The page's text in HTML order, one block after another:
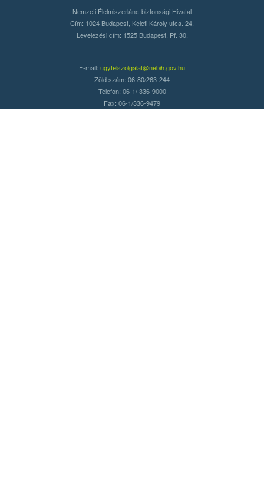
Nemzeti Élelmiszerlánc-biztonsági Hivatal
Cím: 1024 Budapest, Keleti Károly utca. 24.
Levelezési cím: 1525 Budapest. Pf. 30.
E-mail: ugyfelszolgalat@nebih.gov.hu
Zöld szám: 06-80/263-244
Telefon: 06-1/ 336-9000
Fax: 06-1/336-9479